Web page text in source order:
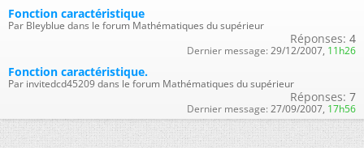
Fonction caractéristique
Par Bleyblue dans le forum Mathématiques du supérieur
Réponses: 4
Dernier message: 29/12/2007, 11h26
Fonction caractéristique.
Par invitedcd45209 dans le forum Mathématiques du supérieur
Réponses: 7
Dernier message: 27/09/2007, 17h56